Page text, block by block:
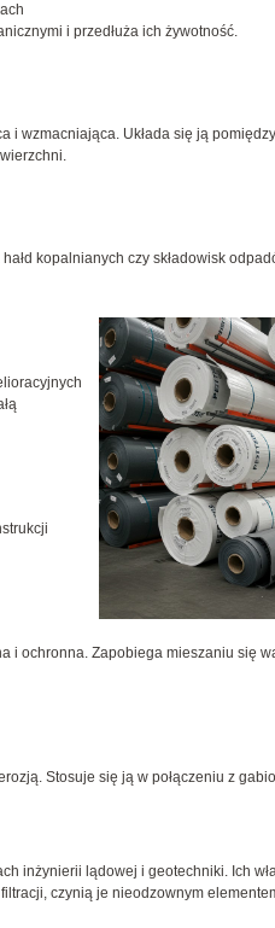
i przedłuża ich żywotność.
i wzmacniająca. Układa się ją
kopalnianych czy składowisk
i ochronna. Zapobiega mieszaniu się
Stosuje się ją w połączeniu z
inżynierii lądowej i geotechniki. Ich
czynią je nieodzownym